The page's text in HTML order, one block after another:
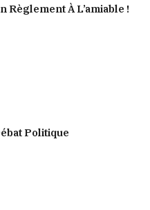
Règlement À L’amiable !
Politique